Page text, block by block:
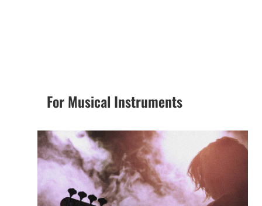
For Musical Instruments